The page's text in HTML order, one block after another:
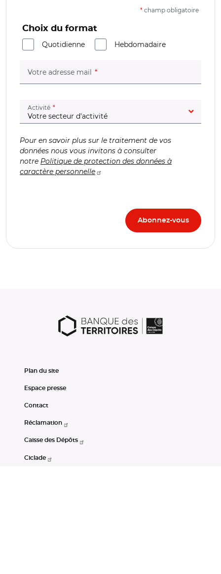
* champ obligatoire
Choix du format
Quotidienne
Hebdomadaire
Votre adresse mail (champ obligatoire)
Activité (champ obligatoire)
Pour en savoir plus sur le traitement de vos
données nous vous invitons à consulter
notre Politique de protection des données à
caractère personnelle
Plan du site
Espace presse
Contact
Réclamation
Caisse des Dépôts
Ciclade